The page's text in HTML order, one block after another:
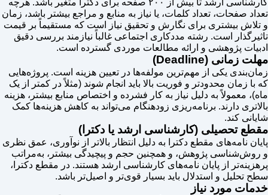
کارشناسی ارشد تا بیش از ۲۰۰ صفحه برای دکترا متغیر باشد. هرچه
تعداد صفحات، تعداد کلمات، یا نیاز به منابع و مراجع بیشتر باشد، زمان
و تلاش بیشتری برای نگارش و تحقیق نیاز است که مستقیماً بر قیمت
تاثیرگذار است. رشته مددکاری اجتماعی غالباً نیازمند بررسی دقیق
ادبیات پژوهشی و ارائه مطالعات موردی گسترده است.
مهلت زمانی (Deadline)
زمان‌بندی یکی از مهم‌ترین مولفه‌ها در تعیین هزینه است. پروژه‌هایی
که با زمان محدودتر و فوریت بالا باید انجام شوند (مثلاً در کمتر از یک
ماه)، معمولاً به دلیل نیاز به کار فشرده و اختصاص منابع بیشتر، هزینه
بالاتری دارند. برنامه‌ریزی زودهنگام می‌تواند به کاهش هزینه‌ها کمک
شایانی کند.
مقطع تحصیلی (کارشناسی ارشد یا دکترا)
پایان نامه‌های مقطع دکترا به دلیل انتظار بالاتر از نوآوری، عمق نظری
و روش‌شناسی پژوهش، و همچنین حجم و پیچیدگی بیشتر، به‌مراتب
پرهزینه‌تر از پایان نامه‌های کارشناسی ارشد هستند. در مقطع دکترا،
سطح تحلیل و استدلال باید بسیار قوی‌تر و اصیل‌تر باشد.
خدمات مورد نیاز